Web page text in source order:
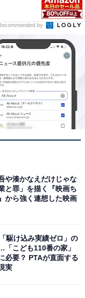
by
や湊かなえだけじゃな
と罪」を描く『映画ち
から強く連想した映画
駆け込み実績ゼロ」の
「こども110番の家」
必要？ PTAが直面する
実